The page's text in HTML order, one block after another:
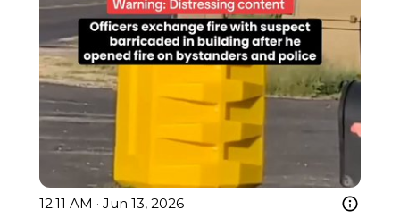
12:11 AM · Jun 13, 2026